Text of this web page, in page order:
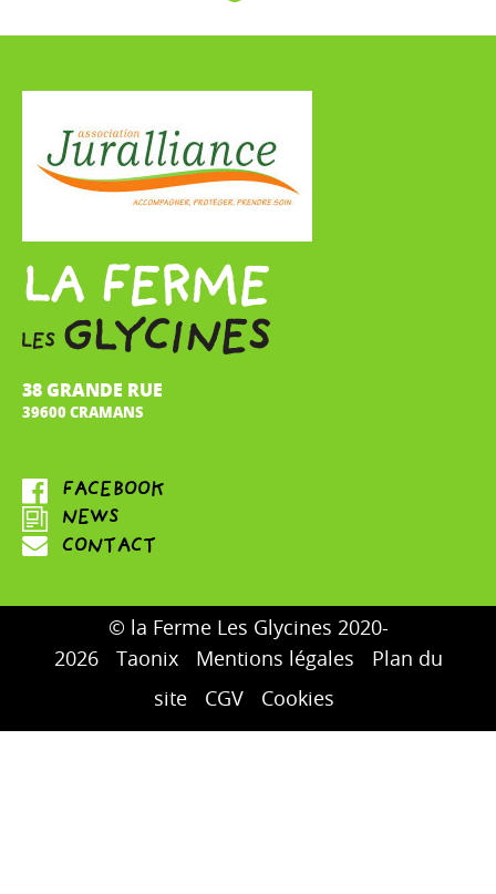
38 GRANDE RUE
39600 CRAMANS
© la Ferme Les Glycines 2020-
2026
Taonix Mentions légales
Plan du
site
CGV Cookies